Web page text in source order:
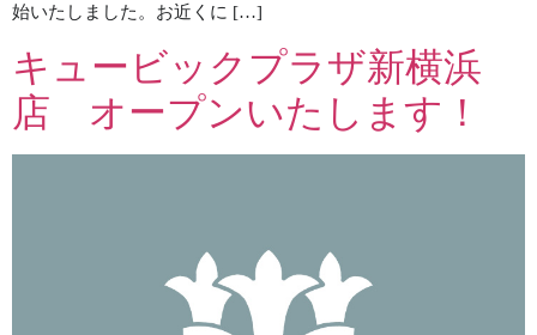
始いたしました。お近くに […]
キュービックプラザ新横浜
店 オープンいたします！